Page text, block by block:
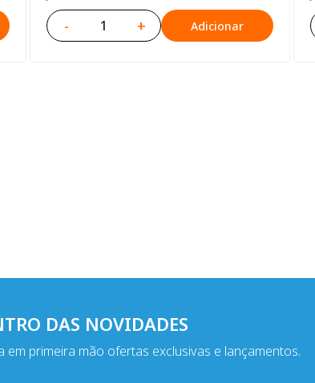
- + Adicionar
DAS NOVIDADES
primeira mão ofertas exclusivas e lançamentos.